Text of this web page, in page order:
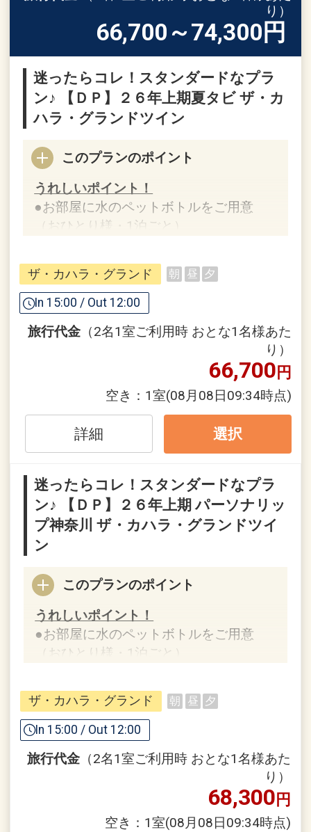
り）
66,700～74,300 円
迷ったらコレ！スタンダードなプラ
ン♪ 【ＤＰ】２６年上期夏タビ ザ・カ
ハラ・グランドツイン
このプランのポイント
うれしいポイント！
●お部屋に水のペットボトルをご用意
（おひとり様・1泊ごと）
※旅行代金に含まれます。
「食事なしプラン」と「朝食付プラン」
●「食事なしプラン」と「朝食付プラ
【食事条
の項目でご確認のうえ、予約にお進
み下さい。
30日
インターネットコース番号：DP-1-
17751332
ザ・カハラ・グランド 朝 昼 夕
In 15:00 / Out 12:00
旅行代金 （2名1室ご利用時 おとな1名様あた
り）
66,700円
空き： 1室(08月08日09:34時点)
詳細 選択
迷ったらコレ！スタンダードなプラ
ン♪ 【ＤＰ】２６年上期 パーソナリッ
プ神奈川 ザ・カハラ・グランドツイ
ン
このプランのポイント
うれしいポイント！
●お部屋に水のペットボトルをご用意
（おひとり様・1泊ごと）
※旅行代金に含まれます。
「食事なしプラン」と「朝食付プラン」
●「食事なしプラン」と「朝食付プラ
※ご覧のページがどちらかを【食事条
の項目でご確認のうえ、予約にお進
ザ・カハラ・グランド 朝 昼 夕
In 15:00 / Out 12:00
旅行代金 （2名1室ご利用時 おとな1名様あた
り）
68,300円
空き： 1室(08月08日09:34時点)